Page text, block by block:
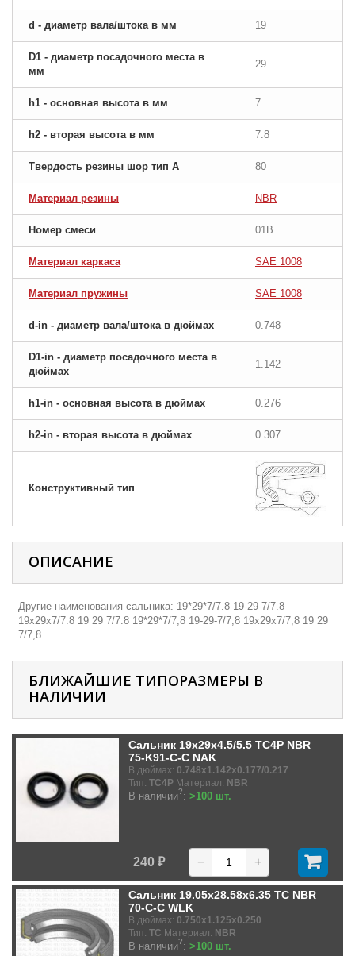
d - диаметр вала/штока в мм 19
D1 - диаметр посадочного места в
мм
29
h1 - основная высота в мм 7
h2 - вторая высота в мм 7.8
Твердость резины шор тип A 80
Материал резины NBR
Номер смеси 01B
Материал каркаса SAE 1008
Материал пружины SAE 1008
d-in - диаметр вала/штока в дюймах 0.748
D1-in - диаметр посадочного места в
дюймах
1.142
h1-in - основная высота в дюймах 0.276
h2-in - вторая высота в дюймах 0.307
Конструктивный тип
ОПИСАНИЕ
Другие наименования сальника: 19*29*7/7.8 19-29-7/7.8
19х29х7/7.8 19 29 7/7.8 19*29*7/7,8 19-29-7/7,8 19х29х7/7,8 19 29
7/7,8
БЛИЖАЙШИЕ ТИПОРАЗМЕРЫ В
НАЛИЧИИ
Сальник 19x29x4.5/5.5 TC4P NBR
75-K91-C-C NAK
В дюймах: 0.748x1.142x0.177/0.217
Тип: TC4P Материал: NBR
В наличии?: >100 шт.
240 ₽ − +
Сальник 19.05x28.58x6.35 TC NBR
70-C-C WLK
В дюймах: 0.750x1.125x0.250
Тип: TC Материал: NBR
В наличии?: >100 шт.